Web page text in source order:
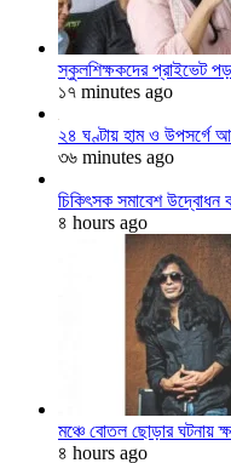
স্কুলশিক্ষকদের প্রাইভেট
১৭ minutes ago
২৪ ঘণ্টায় হাম ও
৩৬ minutes ago
চিকিৎসক সমাবেশ উদ্বোধন
৪ hours ago
মঞ্চে বোতল ছোড়ার ঘটনায়
৪ hours ago